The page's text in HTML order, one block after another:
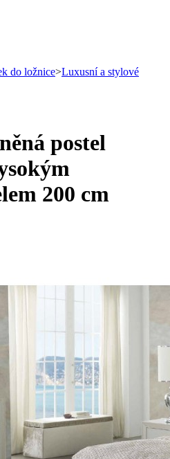
do ložnice>Luxusní a stylové
postel
200 cm